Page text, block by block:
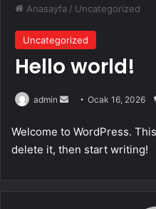
Anasayfa / Uncategorized
Uncategorized
Hello world!
admin
Bir
posta
göndermek
Ocak 16, 2026
Welcome to WordPress.
delete it, then start writing!